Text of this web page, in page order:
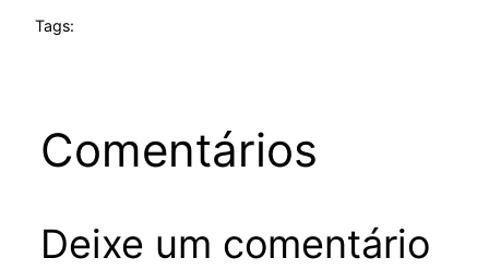
Tags:
Comentários
Deixe um comentário